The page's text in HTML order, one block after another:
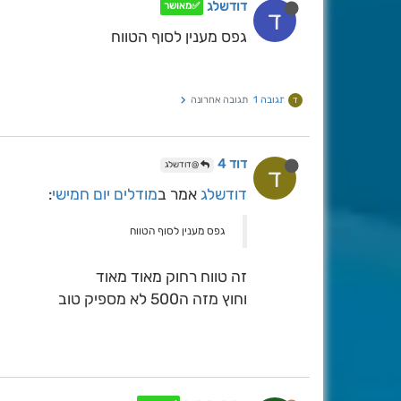
ד דודשלג ✅מאושר
גפס מענין לסוף הטווח
ד תגובה 1 תגובה אחרונה
ד דוד 4 @דודשלג
דודשלג אמר במודלים יום חמישי:
גפס מענין לסוף הטווח
זה טווח רחוק מאוד מאוד
וחוץ מזה ה500 לא מספיק טוב